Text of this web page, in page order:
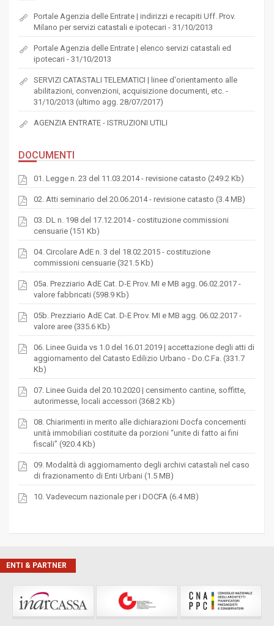
Portale Agenzia delle Entrate | indirizzi e recapiti Uff. Prov.
Milano per servizi catastali e ipotecari - 31/10/2013
Portale Agenzia delle Entrate | elenco servizi catastali ed
ipotecari - 31/10/2013
SERVIZI CATASTALI TELEMATICI | linee d'orientamento alle
abilitazioni, convenzioni, acquisizione documenti, etc. -
31/10/2013 (ultimo agg. 28/07/2017)
AGENZIA ENTRATE - ISTRUZIONI UTILI
DOCUMENTI
01. Legge n. 23 del 11.03.2014 - revisione catasto (249.2 Kb)
02. Atti seminario del 20.06.2014 - revisione catasto (3.4 MB)
03. DL n. 198 del 17.12.2014 - costituzione commissioni
censuarie (151 Kb)
04. Circolare AdE n. 3 del 18.02.2015 - costituzione
commissioni censuarie (321.5 Kb)
05a. Prezziario AdE Cat. D-E Prov. MI e MB agg. 06.02.2017 -
valore fabbricati (598.9 Kb)
05b. Prezziario AdE Cat. D-E Prov. MI e MB agg. 06.02.2017 -
valore aree (335.6 Kb)
06. Linee Guida vs 1.0 del 16.01.2019 | accettazione degli atti di
aggiornamento del Catasto Edilizio Urbano - Do.C.Fa. (331.7
Kb)
07. Linee Guida del 20.10.2020 | censimento cantine, soffitte,
autorimesse, locali accessori (368.2 Kb)
08. Chiarimenti in merito alle dichiarazioni Docfa concernenti
unità immobiliari costituite da porzioni “unite di fatto ai fini
fiscali” (920.4 Kb)
09. Modalità di aggiornamento degli archivi catastali nel caso
di frazionamento di Enti Urbani (1.5 MB)
10. Vadevecum nazionale per i DOCFA (6.4 MB)
ENTI & PARTNER